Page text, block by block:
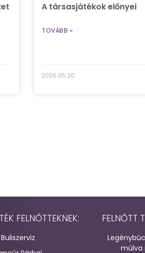
A társasjátékok előnyei
TOVÁBB »
2026.05.20.
FELNŐTTEKNEK:
Buliszerviz
FELNŐTT
múlva